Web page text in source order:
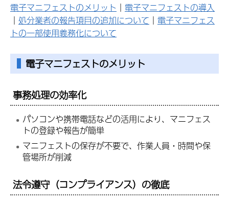
電子マニフェストのメリット ｜ 電子マニフェストの導入
｜ 処分業者の報告項目の追加について ｜ 電子マニフェス
トの一部使用義務化について
電子マニフェストのメリット
事務処理の効率化
パソコンや携帯電話などの活用により、マニフェス
トの登録や報告が簡単
マニフェストの保存が不要で、作業人員・時間や保
管場所が削減
法令遵守（コンプライアンス）の徹底